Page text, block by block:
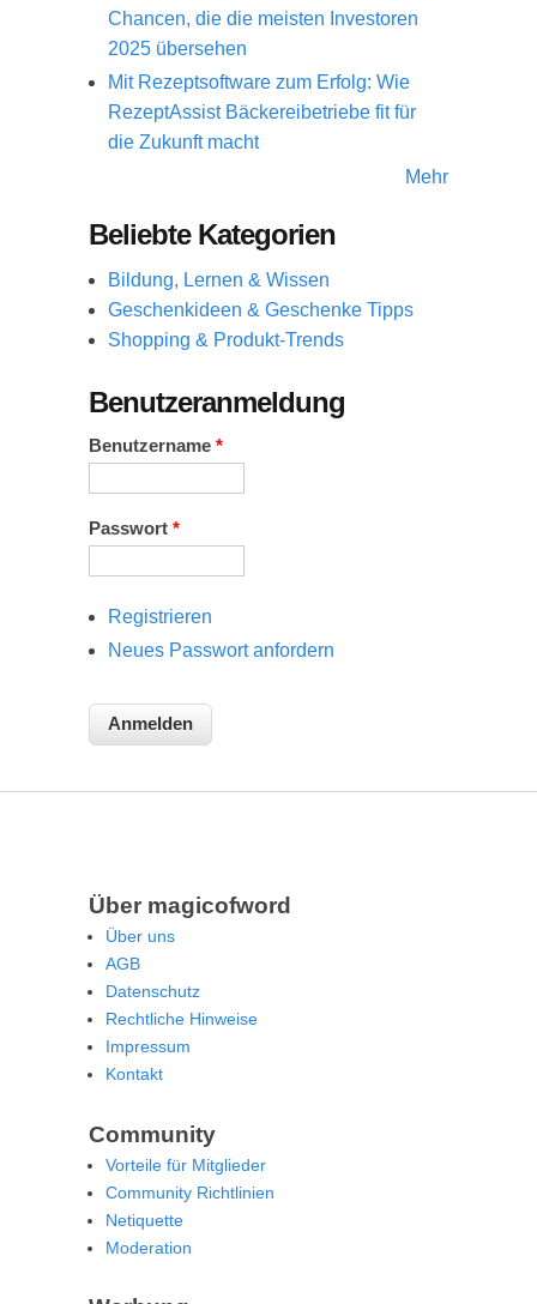
Chancen, die die meisten Investoren
2025 übersehen
Mit Rezeptsoftware zum Erfolg: Wie
RezeptAssist Bäckereibetriebe fit für
die Zukunft macht
Mehr
Beliebte Kategorien
Bildung, Lernen & Wissen
Geschenkideen & Geschenke Tipps
Shopping & Produkt-Trends
Benutzeranmeldung
Benutzername *
Passwort *
Registrieren
Neues Passwort anfordern
Über magicofword
Über uns
AGB
Datenschutz
Rechtliche Hinweise
Impressum
Kontakt
Community
Vorteile für Mitglieder
Community Richtlinien
Netiquette
Moderation